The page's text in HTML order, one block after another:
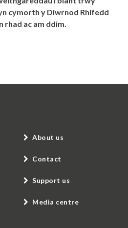
cymorth y Diwrnod Rhifedd
rhad ac am ddim.
About us
Contact
Support us
Media centre